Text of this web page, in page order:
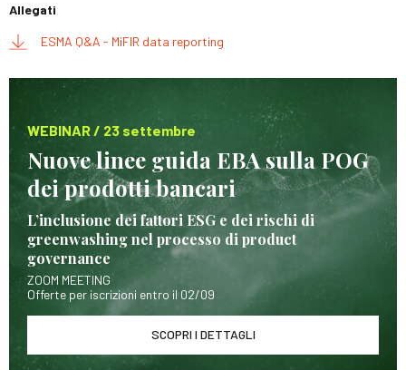
Allegati
ESMA Q&A - MiFIR data reporting
WEBINAR / 23 settembre
Nuove linee guida EBA sulla POG
dei prodotti bancari
L’inclusione dei fattori ESG e dei rischi di
greenwashing nel processo di product
governance
ZOOM MEETING
Offerte per iscrizioni entro il 02/09
SCOPRI I DETTAGLI